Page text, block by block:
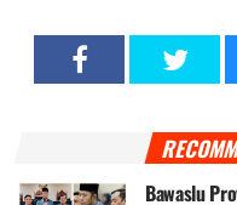
Bawaslu